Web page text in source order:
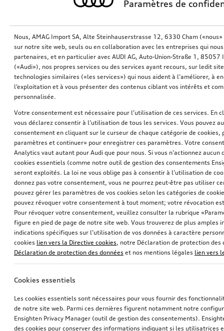
Paramètres de
Nous, AMAG Import SA, Alte Steinhauserstrasse 12, 6330 Cham
sur notre site web, seuls ou en collaboration avec les entreprises qui
partenaires, et en particulier avec AUDI AG, Auto-Union-Straße 1,
(«Audi»), nos propres services ou des services ayant recours, sur ledit
technologies similaires («les services») qui nous aident à l’améliorer, à
l’exploitation et à vous présenter des contenus ciblant vos intérêts et
personnalisée.
Votre consentement est nécessaire pour l’utilisation de ces services. En
vous déclarez consentir à l’utilisation de tous les services. Vous pouvez
consentement en cliquant sur le curseur de chaque catégorie de cookies,
paramètres et continuer» pour enregistrer ces paramètres. Votre
Analytics vaut autant pour Audi que pour nous. Si vous n’actionnez aucun
cookies essentiels (comme notre outil de gestion des consentements
seront exploités. La loi ne vous oblige pas à consentir à l’utilisation de
donnez pas votre consentement, vous ne pourrez peut-être pas utiliser
pouvez gérer les paramètres de vos cookies selon les catégories de
pouvez révoquer votre consentement à tout moment; votre révocation
Pour révoquer votre consentement, veuillez consulter la rubrique
figure en pied de page de notre site web. Vous trouverez de plus amples
indications spécifiques sur l’utilisation de vos données à caractère
cookies lien vers la Directive cookies, notre Déclaration de protection des
Déclaration de protection des données et nos mentions légales lien vers
Cookies essentiels
Les cookies essentiels sont nécessaires pour vous fournir des
de notre site web. Parmi ces dernières figurent notamment notre
Ensighten Privacy Manager (outil de gestion des consentements).
des cookies pour conserver des informations indiquant si les utilisatrices